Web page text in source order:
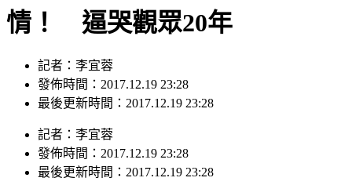
情！ 逼哭觀眾20年
記者：李宜蓉
發佈時間：2017.12.19 23:28
最後更新時間：2017.12.19 23:28
記者 ： 李宜蓉
發佈時間： 2017.12.19 23:28
最後更新時間： 2017.12.19 23:28